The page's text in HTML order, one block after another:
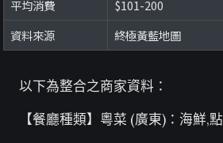
平均消費
$101-200
資料來源
終極黃藍地圖
以下為整合之商家資料：
【餐廳種類】粵菜 (廣東)：海鮮,